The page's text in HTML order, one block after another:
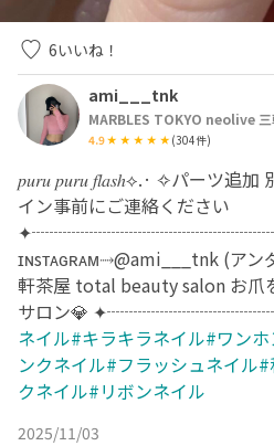
6いいね！
ami___tnk
4.9 (304件)
𝑝𝑢𝑟𝑢 𝑝𝑢𝑟𝑢 𝑓𝑙𝑎𝑠ℎ⟡.· ✧︎パーツ追
イン事前にご連絡ください
ɪɴsᴛᴀɢʀᴀᴍ⤑@ami___tnk (ア
軒茶屋 total beauty salon お爪
サロン💎
ネイル#キラキラネイル#ワン
ンクネイル#フラッシュネイル
クネイル#リボンネイル
2025/11/03